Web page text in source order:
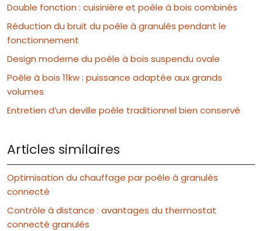
Double fonction : cuisinière et poêle à bois combinés
Réduction du bruit du poêle à granulés pendant le
fonctionnement
Design moderne du poêle à bois suspendu ovale
Poêle à bois 11kw : puissance adaptée aux grands
volumes
Entretien d’un deville poêle traditionnel bien conservé
Articles similaires
Optimisation du chauffage par poêle à granulés
connecté
Contrôle à distance : avantages du thermostat
connecté granulés